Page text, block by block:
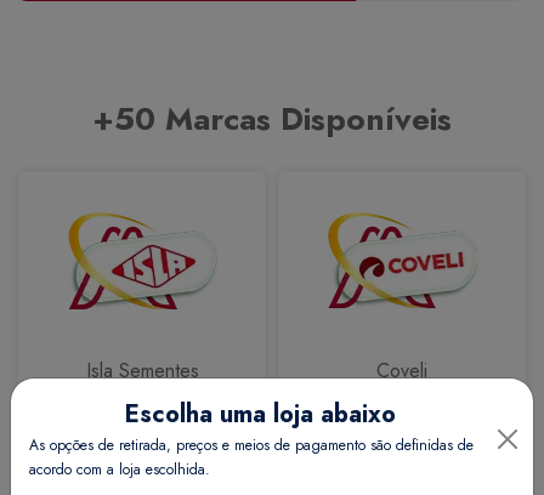
+50 Marcas Disponíveis
Isla Sementes Coveli
Escolha uma loja abaixo
As opções de retirada, preços e meios de pagamento são definidas de
acordo com a loja escolhida.